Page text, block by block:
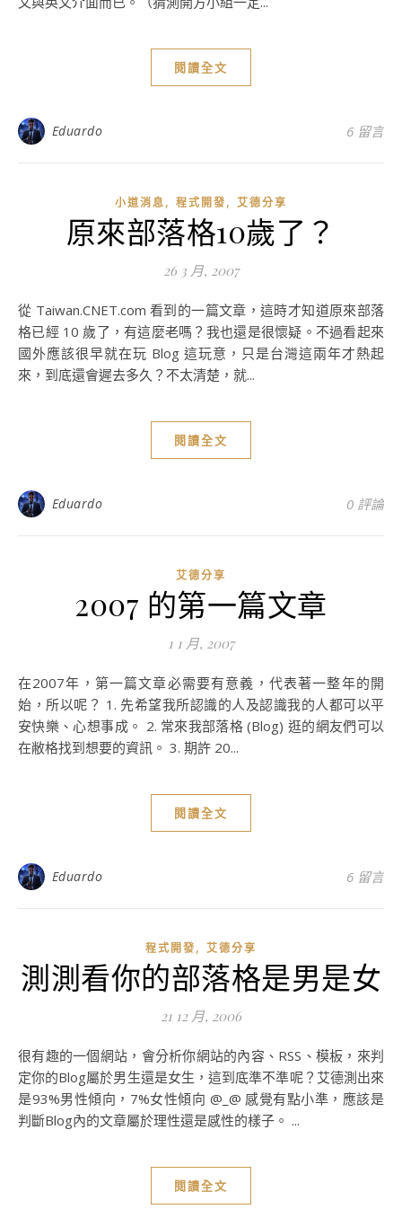
閱讀全文
Eduardo 6 留言
小道消息, 程式開發, 艾德分享
原來部落格10歲了？
26 3 月, 2007
從 Taiwan.CNET.com 看到的一篇文章，這時才知道原來部落
格已經 10 歲了，有這麼老嗎？我也還是很懷疑。不過看起來
國外應該很早就在玩 Blog 這玩意，只是台灣這兩年才熱起
來，到底還會遲去多久？不太清楚，就...
閱讀全文
Eduardo 0 評論
艾德分享
2007 的第一篇文章
1 1 月, 2007
在2007年，第一篇文章必需要有意義，代表著一整年的開
始，所以呢？ 1. 先希望我所認識的人及認識我的人都可以平
安快樂、心想事成。 2. 常來我部落格 (Blog) 逛的網友們可以
在敝格找到想要的資訊。 3. 期許 20...
閱讀全文
Eduardo 6 留言
程式開發, 艾德分享
測測看你的部落格是男是女
21 12 月, 2006
很有趣的一個網站，會分析你網站的內容、RSS、模板，來判
定你的Blog屬於男生還是女生，這到底準不準呢？艾德測出來
是93%男性傾向，7%女性傾向 @_@ 感覺有點小準，應該是
判斷Blog內的文章屬於理性還是感性的樣子。 ...
閱讀全文